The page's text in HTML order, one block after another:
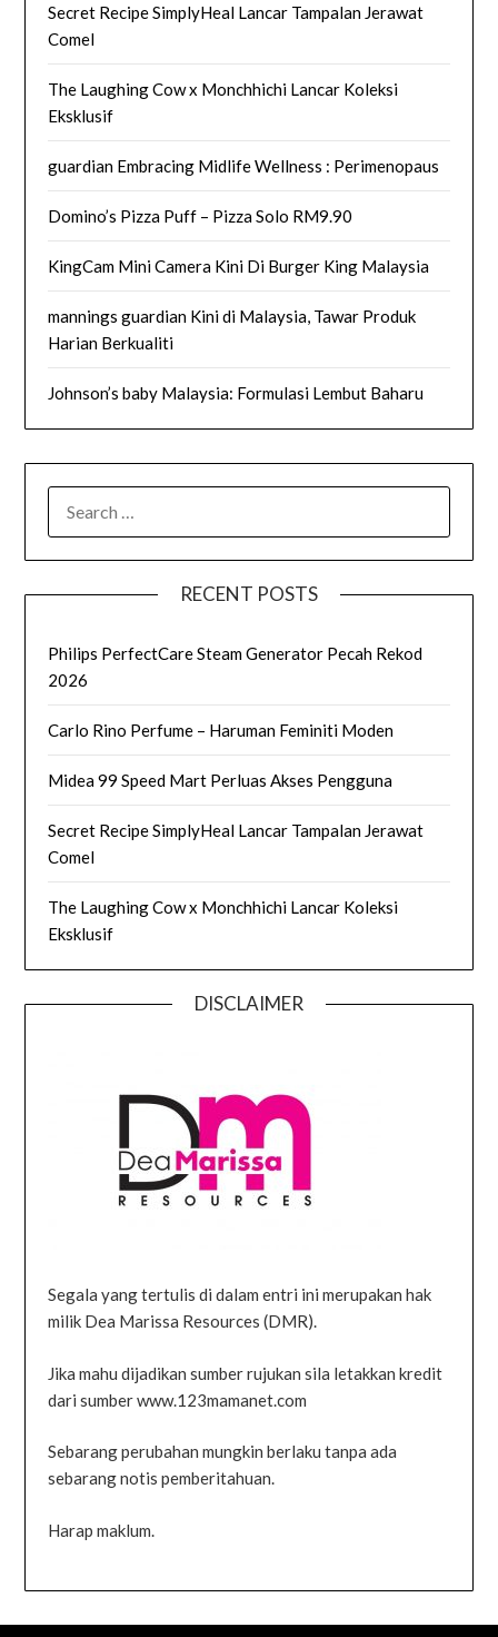
Secret Recipe SimplyHeal Lancar Tampalan Jerawat
Comel
The Laughing Cow x Monchhichi Lancar Koleksi
Eksklusif
guardian Embracing Midlife Wellness : Perimenopaus
Domino’s Pizza Puff – Pizza Solo RM9.90
KingCam Mini Camera Kini Di Burger King Malaysia
mannings guardian Kini di Malaysia, Tawar Produk
Harian Berkualiti
Johnson’s baby Malaysia: Formulasi Lembut Baharu
FOR:
RECENT POSTS
Philips PerfectCare Steam Generator Pecah Rekod
2026
Carlo Rino Perfume – Haruman Feminiti Moden
Midea 99 Speed Mart Perluas Akses Pengguna
Secret Recipe SimplyHeal Lancar Tampalan Jerawat
Comel
The Laughing Cow x Monchhichi Lancar Koleksi
Eksklusif
DISCLAIMER
Segala yang tertulis di dalam entri ini merupakan hak
milik Dea Marissa Resources (DMR).
Jika mahu dijadikan sumber rujukan sila letakkan kredit
dari sumber www.123mamanet.com
Sebarang perubahan mungkin berlaku tanpa ada
sebarang notis pemberitahuan.
Harap maklum.